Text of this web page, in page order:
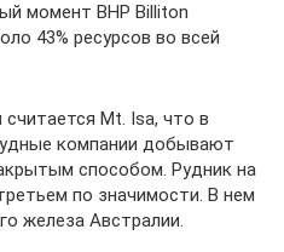
момент ВНР Billiton
43% ресурсов во всей
Mt. Isa, что в
компании добывают
способом. Рудник на
по значимости. В нем
железа Австралии.